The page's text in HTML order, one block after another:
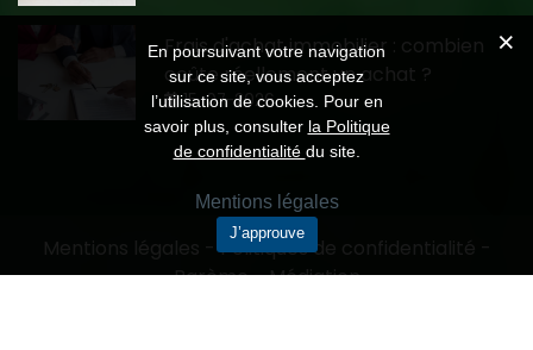
Frais d'achat immobilier : combien
coûte réellement un achat ?
15-07-2026
-Politiques de confidentialité -
Barème-Médiation
En poursuivant votre navigation
sur ce site, vous acceptez
l’utilisation de cookies. Pour en
savoir plus, consulter la Politique
de confidentialité du site.
Mentions légales
J’approuve